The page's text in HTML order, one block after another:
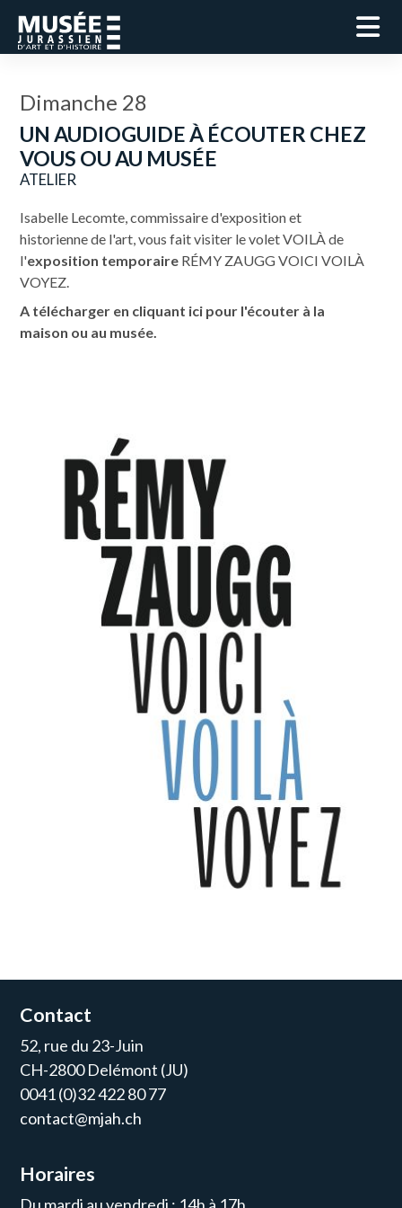
Dimanche 28
UN AUDIOGUIDE À ÉCOUTER CHEZ
VOUS OU AU MUSÉE
ATELIER
Isabelle Lecomte, commissaire d'exposition et
historienne de l'art, vous fait visiter le volet VOILÀ de
l'exposition temporaire RÉMY ZAUGG VOICI VOILÀ
VOYEZ.
A télécharger en cliquant ici pour l'écouter à la
maison ou au musée.
Contact
52, rue du 23-Juin
CH-2800 Delémont (JU)
0041 (0)32 422 80 77
contact@mjah.ch
Horaires